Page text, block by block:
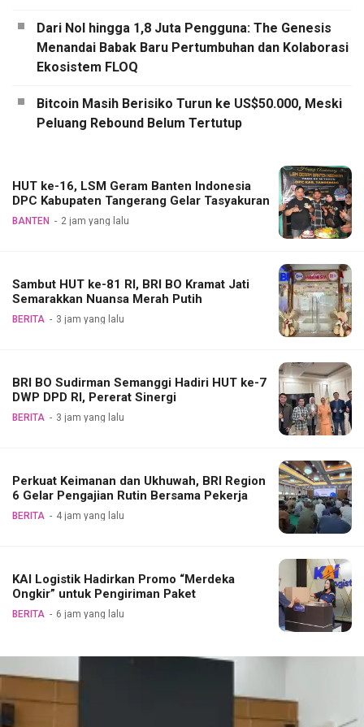
Dari Nol hingga 1,8 Juta Pengguna: The Genesis
Menandai Babak Baru Pertumbuhan dan Kolaborasi
Ekosistem FLOQ
Bitcoin Masih Berisiko Turun ke US$50.000, Meski
Peluang Rebound Belum Tertutup
HUT ke-16, LSM Geram Banten Indonesia
DPC Kabupaten Tangerang Gelar Tasyakuran
BANTEN 2 jam yang lalu
Sambut HUT ke-81 RI, BRI BO Kramat Jati
Semarakkan Nuansa Merah Putih
BERITA 3 jam yang lalu
BRI BO Sudirman Semanggi Hadiri HUT ke-7
DWP DPD RI, Pererat Sinergi
BERITA 3 jam yang lalu
Perkuat Keimanan dan Ukhuwah, BRI Region
6 Gelar Pengajian Rutin Bersama Pekerja
BERITA 4 jam yang lalu
KAI Logistik Hadirkan Promo “Merdeka
Ongkir” untuk Pengiriman Paket
BERITA 6 jam yang lalu